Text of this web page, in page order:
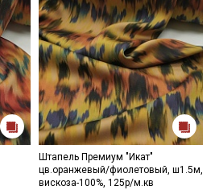
Штапель Премиум "Икат"
цв.оранжевый/фиолетовый, ш1.5м,
вискоза-100%, 125р/м.кв